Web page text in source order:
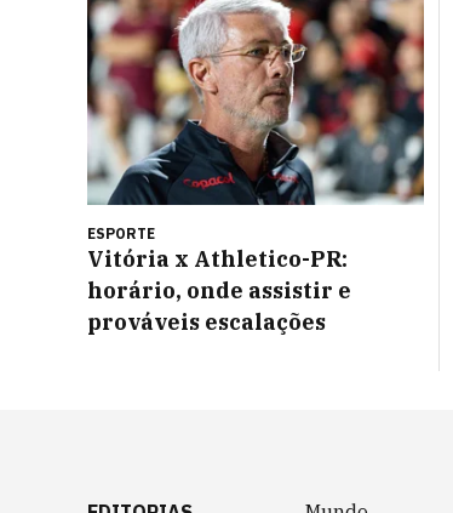
ESPORTE
Vitória x Athletico-PR:
horário, onde assistir e
prováveis escalações